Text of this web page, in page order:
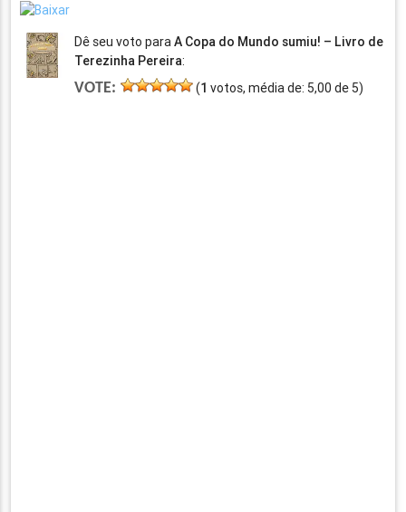
Dê seu voto paraA Copa do Mundo sumiu! – Livro de
Terezinha Pereira:
VOTE: (1 votos, média de: 5,00 de 5)